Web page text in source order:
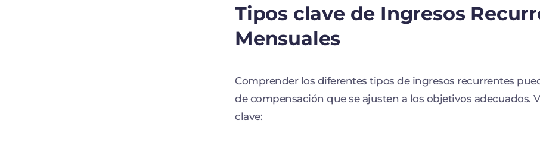
Tipos clave de Ingresos
Mensuales
Comprender los diferentes tipos de ingresos recurrentes
de compensación que se ajusten a los objetivos adecuados.
clave: